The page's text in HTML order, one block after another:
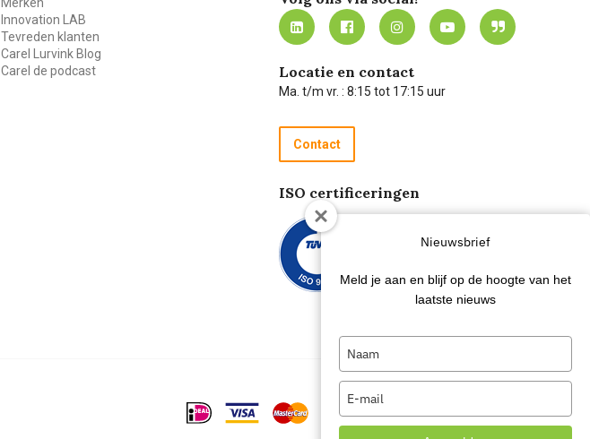
Innovation LAB
Tevreden klanten
Carel Lurvink Blog
Carel de podcast
Locatie en contact
Ma. t/m vr. : 8:15 tot 17:15 uur
Contact
ISO certificeringen
Nieuwsbrief
Meld je aan en blijf op de hoogte van het
laatste nieuws
name
email